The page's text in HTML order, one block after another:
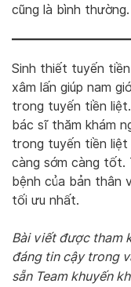
cũng là bình thường.
Sinh thiết tuyến
xâm lấn giúp nam
trong tuyến tiền
bác sĩ thăm khám
trong tuyến tiền
càng sớm càng
bệnh của bản thân
tối ưu nhất.
Bài viết được tham
đáng tin cậy trong
sẵn Team khuyến